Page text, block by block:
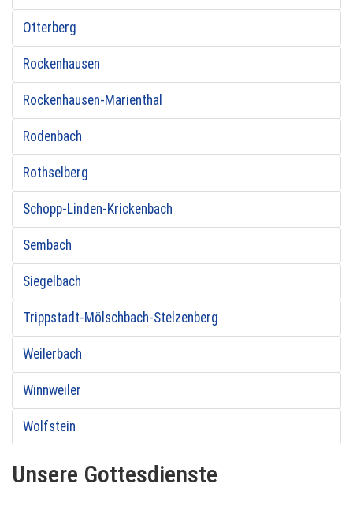
Otterberg
Rockenhausen
Rockenhausen-Marienthal
Rodenbach
Rothselberg
Schopp-Linden-Krickenbach
Sembach
Siegelbach
Trippstadt-Mölschbach-Stelzenberg
Weilerbach
Winnweiler
Wolfstein
Unsere Gottesdienste